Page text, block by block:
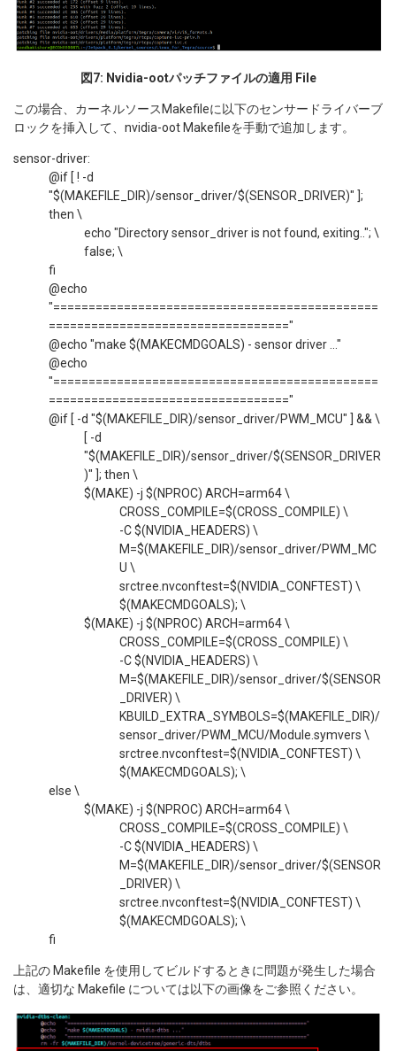
図7: Nvidia-ootパッチファイルの適用 File
この場合、カーネルソースMakefileに以下のセンサードライバーブ
ロックを挿入して、nvidia-oot Makefileを手動で追加します。
sensor-driver:
@if [ ! -d
"$(MAKEFILE_DIR)/sensor_driver/$(SENSOR_DRIVER)" ];
then \
echo "Directory sensor_driver is not found, exiting.."; \
false; \
fi
@echo
"==============================================
=================================="
@echo "make $(MAKECMDGOALS) - sensor driver ..."
@echo
"==============================================
=================================="
@if [ -d "$(MAKEFILE_DIR)/sensor_driver/PWM_MCU" ] && \
[ -d
"$(MAKEFILE_DIR)/sensor_driver/$(SENSOR_DRIVER
)" ]; then \
$(MAKE) -j $(NPROC) ARCH=arm64 \
CROSS_COMPILE=$(CROSS_COMPILE) \
-C $(NVIDIA_HEADERS) \
M=$(MAKEFILE_DIR)/sensor_driver/PWM_MC
U \
srctree.nvconftest=$(NVIDIA_CONFTEST) \
$(MAKECMDGOALS); \
$(MAKE) -j $(NPROC) ARCH=arm64 \
CROSS_COMPILE=$(CROSS_COMPILE) \
-C $(NVIDIA_HEADERS) \
M=$(MAKEFILE_DIR)/sensor_driver/$(SENSOR
_DRIVER) \
KBUILD_EXTRA_SYMBOLS=$(MAKEFILE_DIR)/
sensor_driver/PWM_MCU/Module.symvers \
srctree.nvconftest=$(NVIDIA_CONFTEST) \
$(MAKECMDGOALS); \
else \
$(MAKE) -j $(NPROC) ARCH=arm64 \
CROSS_COMPILE=$(CROSS_COMPILE) \
-C $(NVIDIA_HEADERS) \
M=$(MAKEFILE_DIR)/sensor_driver/$(SENSOR
_DRIVER) \
srctree.nvconftest=$(NVIDIA_CONFTEST) \
$(MAKECMDGOALS); \
fi
上記の Makefile を使用してビルドするときに問題が発生した場合
は、適切な Makefile については以下の画像をご参照ください。